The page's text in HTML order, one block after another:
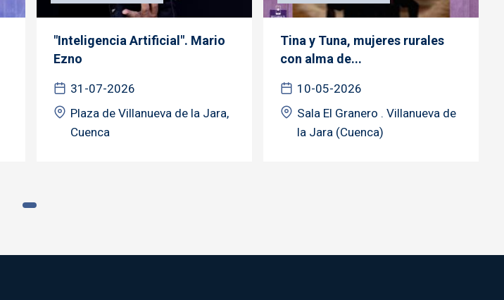
"Inteligencia Artificial". Mario
Ezno
31-07-2026
Plaza de Villanueva de la Jara,
Cuenca
Tina y Tuna, mujeres rurales
con alma de...
10-05-2026
Sala El Granero . Villanueva de
la Jara (Cuenca)